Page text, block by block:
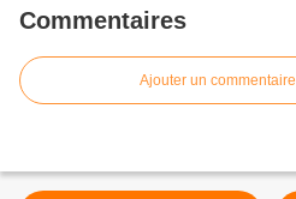
Commentaires
Ajouter un commentaire